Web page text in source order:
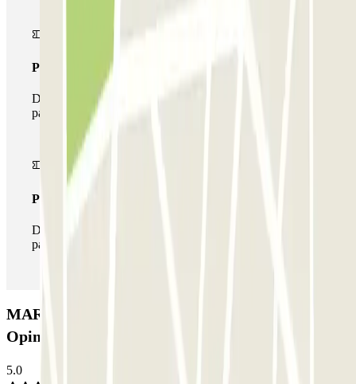
Pass multiparking
Durante il tuo soggiorno potrai usufruire dell'intera rete di
parcheggi disponibili su Parclick.
Pass illlimitato
Durante il tuo soggiorno potrai entrare e uscire dal
parcheggio tutte le volte che vorrai.
MART PARKING – Shuttle - Aeroporto Brindisi:
Opinioni
5.0